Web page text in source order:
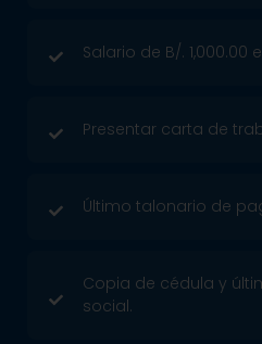
Salario de B/. 1,000.00
Presentar carta de
Último talonario de
Copia de cédula y
social.